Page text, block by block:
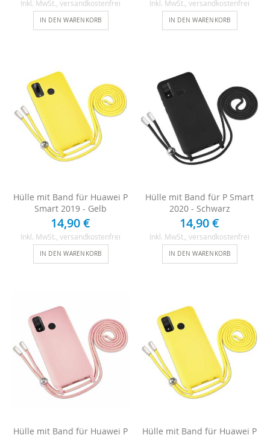
Inkl. MwSt. , versandkostenfrei
IN DEN WARENKORB
Inkl. MwSt. , versandkostenfrei
IN DEN WARENKORB
Hülle mit Band für Huawei P
Smart 2019 - Gelb
14,90 €
Inkl. MwSt., versandkostenfrei
IN DEN WARENKORB
Hülle mit Band für P Smart
2020 - Schwarz
14,90 €
Inkl. MwSt., versandkostenfrei
IN DEN WARENKORB
Hülle mit Band für Huawei P
Hülle mit Band für Huawei P